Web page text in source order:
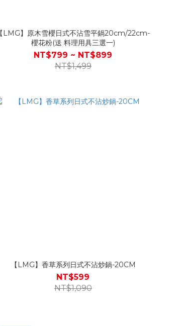
【LMG】原木雪櫻日式不沾雪平鍋20cm/22cm-
櫻花粉(送 料理用具三選一)
NT$799 ~ NT$899
NT$1,499
【LMG】香草系列日式不沾炒鍋-20CM
NT$599
NT$1,090